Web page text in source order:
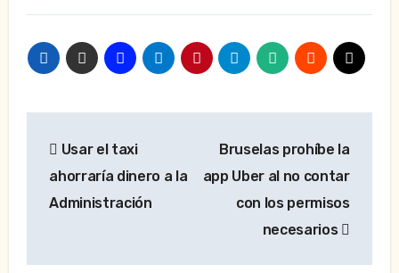
de
entradas
Usar el taxi
ahorraría dinero a la
Administración
Bruselas prohíbe la
app Uber al no contar
con los permisos
necesarios